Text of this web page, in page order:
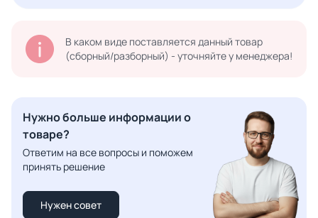
В каком виде поставляется данный товар
(сборный/разборный) - уточняйте у менеджера!
Нужно больше информации о
товаре?
Ответим на все вопросы и поможем
принять решение
Нужен совет